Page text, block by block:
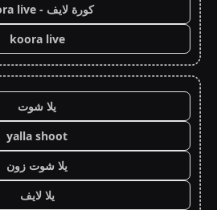
كورة لايف - koora live
koora live
يلا شوت
yalla shoot
يلا شوت زون
يلا لايف